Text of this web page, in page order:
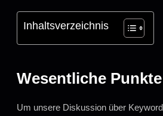
Inhaltsverzeichnis
Wesentliche Punkte
Um unsere Diskussion über